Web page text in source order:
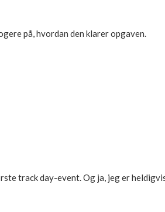
på, hvordan den klarer opgaven.
track day-event. Og ja, jeg er